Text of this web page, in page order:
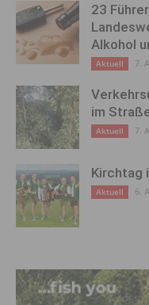
23
Alkohol
Aktuell 7.
im
Aktuell 7.
Kirchtag
Aktuell 6.